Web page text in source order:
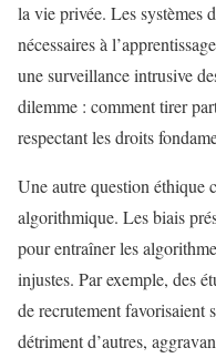
la vie privée. Les systèmes
nécessaires à
une surveillance intrusive
dilemme : comment tirer
respectant les droits
Une autre question éthique
algorithmique. Les biais
pour entraîner les
injustes. Par exemple, des
de recrutement favorisaient
détriment d’autres,